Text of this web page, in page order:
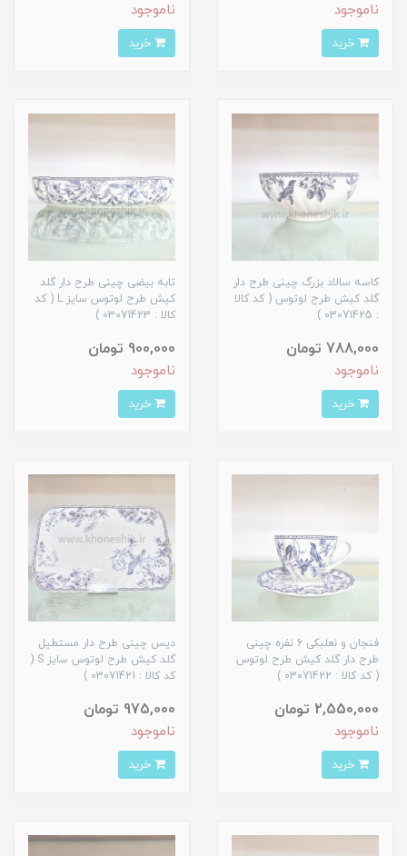
ناموجود ناموجود
کاسه سالاد بزرگ چینی طرح دار
گلد کیش طرح لوتوس ( کد کالا
: 03071425 )
788,000 تومان
ناموجود
تابه بیضی چینی طرح دار گلد
کیش طرح لوتوس سایز L ( کد
کالا : 03071423 )
900,000 تومان
ناموجود
فنجان و نعلبکی 6 نفره چینی
طرح دار گلد کیش طرح لوتوس
( کد کالا : 03071422 )
2,550,000 تومان
ناموجود
دیس چینی طرح دار مستطیل
گلد کیش طرح لوتوس سایز S (
کد کالا : 03071421 )
975,000 تومان
ناموجود